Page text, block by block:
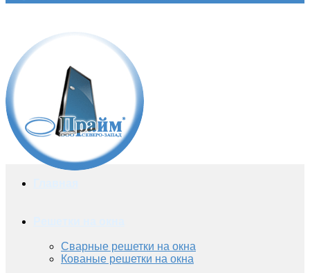
Сварные решетки на окна
Кованые решетки на окна